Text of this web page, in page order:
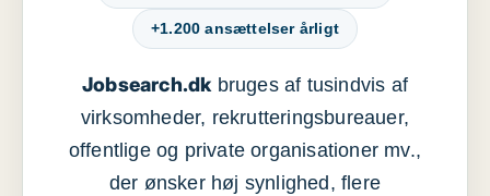
+1.200 ansættelser årligt
Jobsearch.dkbruges af tusindvis af
virksomheder, rekrutteringsbureauer,
offentlige og private organisationer mv.,
der ønsker høj synlighed, flere